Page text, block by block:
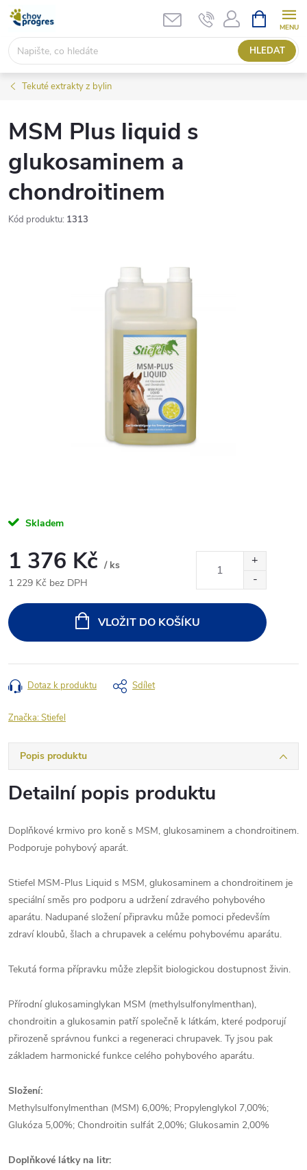
Přejít
obsah
HLEDAT
NÁKUPNÍ
KOŠÍK
Tekuté extrakty z bylin
MSM Plus liquid s
glukosaminem a
chondroitinem
Kód produktu: 1313
Skladem
1 376 Kč / ks
1 229 Kč bez DPH
cena:
VLOŽIT DO KOŠÍKU
Dotaz k produktu Sdílet
Značka:Stiefel
Popis produktu
Detailní popis produktu
Doplňkové krmivo pro koně s MSM, glukosaminem a chondroitinem.
Podporuje pohybový aparát.
Stiefel MSM-Plus Liquid s MSM, glukosaminem a chondroitinem je
speciální směs pro podporu a udržení zdravého pohybového
aparátu. Nadupané složení připravku může pomoci především
zdraví kloubů, šlach a chrupavek a celému pohybovému aparátu.
Tekutá forma přípravku může zlepšit biologickou dostupnost živin.
Přírodní glukosaminglykan MSM (methylsulfonylmenthan),
chondroitin a glukosamin patří společně k látkám, které podporují
přirozeně správnou funkci a regeneraci chrupavek. Ty jsou pak
základem harmonické funkce celého pohybového aparátu.
Složení:
Methylsulfonylmenthan (MSM) 6,00%; Propylenglykol 7,00%;
Glukóza 5,00%; Chondroitin sulfát 2,00%; Glukosamin 2,00%
Doplňkové látky na litr: